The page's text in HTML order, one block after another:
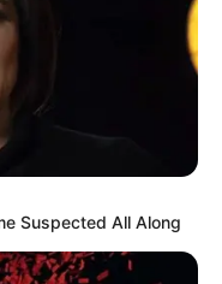
Suspected All Along